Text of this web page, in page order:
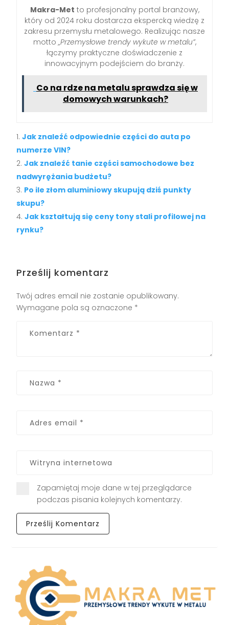
Makra-Met to profesjonalny portal branżowy,
który od 2024 roku dostarcza ekspercką wiedzę z
zakresu przemysłu metalowego. Realizując nasze
motto„Przemysłowe trendy wykute w metalu”,
łączymy praktyczne doświadczenie z
innowacyjnym podejściem do branży.
Co na rdze na metalu sprawdza się w
domowych warunkach?
Jak znaleźć odpowiednie części do auta po
numerze VIN?
Jak znaleźć tanie części samochodowe bez
nadwyrężania budżetu?
Po ile złom aluminiowy skupują dziś punkty
skupu?
Jak kształtują się ceny tony stali profilowej na
rynku?
Prześlij komentarz
Twój adres email nie zostanie opublikowany.
Wymagane pola są oznaczone *
Zapamiętaj moje dane w tej przeglądarce
podczas pisania kolejnych komentarzy.